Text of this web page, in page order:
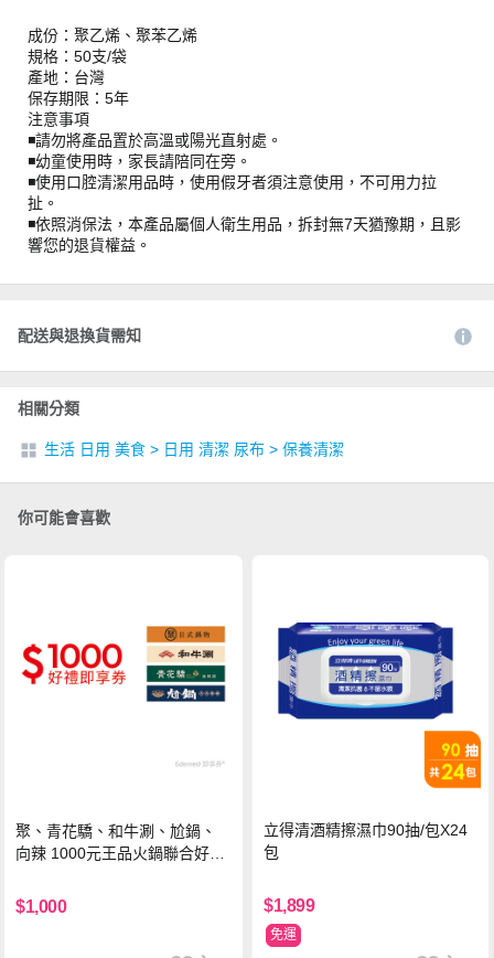
成份：聚乙烯、聚苯乙烯
規格：50支/袋
產地：台灣
保存期限：5年
注意事項
◾️請勿將產品置於高溫或陽光直射處。
◾️幼童使用時，家長請陪同在旁。
◾️使用口腔清潔用品時，使用假牙者須注意使用，不可用力拉
扯。
◾️依照消保法，本產品屬個人衛生用品，拆封無7天猶豫期，且影
響您的退貨權益。
配送與退換貨需知
相關分類
生活 日用 美食 > 日用 清潔 尿布 > 保養清潔
你可能會喜歡
聚、青花驕、和牛涮、尬鍋、
向辣 1000元王品火鍋聯合好禮
$1,000
立得清酒精擦濕巾90抽/包X24
包
$1,899
免運